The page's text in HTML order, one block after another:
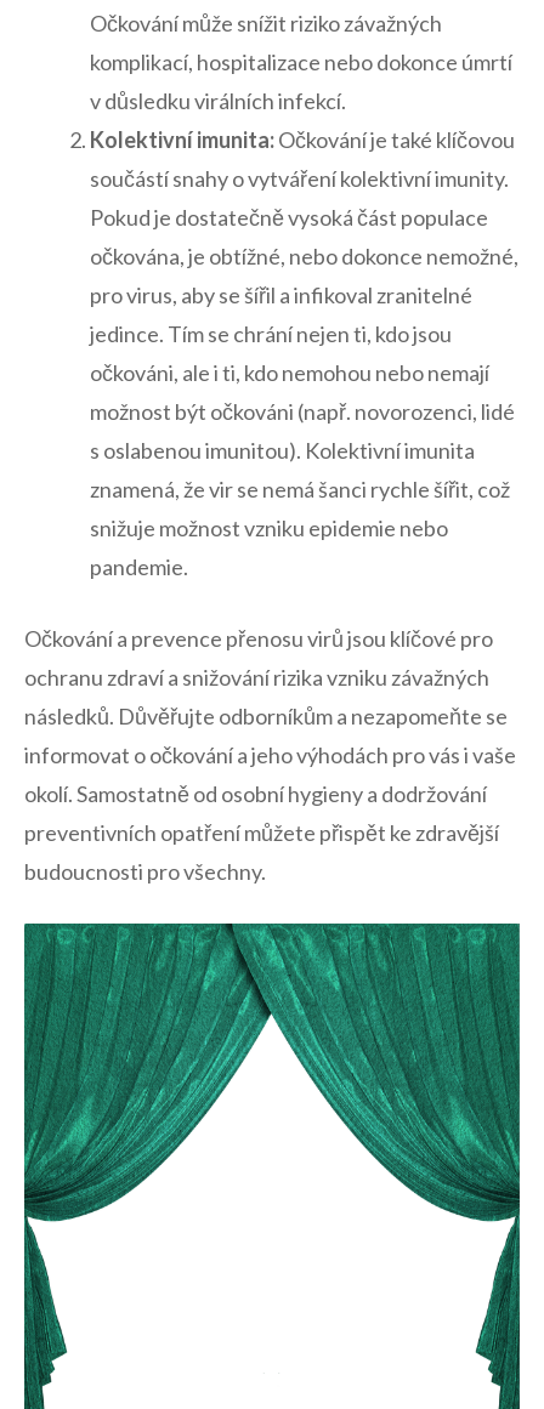
Očkování může snížit riziko závažných
komplikací, hospitalizace nebo dokonce úmrtí
v důsledku ‌virálních infekcí.
Kolektivní imunita:Očkování je také klíčovou
součástí snahy o vytváření kolektivní imunity.
Pokud⁤ je dostatečně vysoká část populace
očkována, je obtížné, nebo dokonce nemožné,
pro‌ virus, aby se šířil a infikoval zranitelné
jedince. Tím ‌se chrání nejen ti, kdo​ jsou
očkováni, ale i ti,​ kdo nemohou nebo‌ nemají
možnost⁣ být očkováni (např. novorozenci, lidé
s oslabenou imunitou). Kolektivní imunita
znamená, že vir se nemá šanci rychle šířit, což
snižuje možnost vzniku epidemie nebo
pandemie.
Očkování a prevence přenosu virů jsou klíčové pro
ochranu zdraví a⁤ snižování rizika vzniku závažných
následků. Důvěřujte odborníkům a nezapomeňte se
informovat o očkování a jeho výhodách pro vás ⁤i vaše
okolí. Samostatně od osobní hygieny a dodržování
preventivních opatření můžete přispět⁣ ke‌ zdravější
budoucnosti pro všechny.